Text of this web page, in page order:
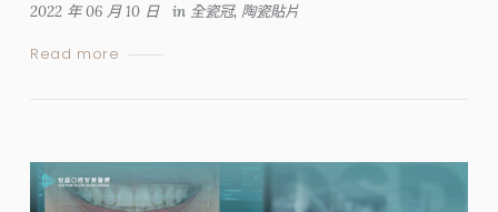
2022 年 06 月 10 日 in 全瓷冠, 陶瓷貼片
Read more